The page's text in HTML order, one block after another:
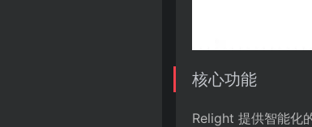
核心功能
Relight 提供智能化